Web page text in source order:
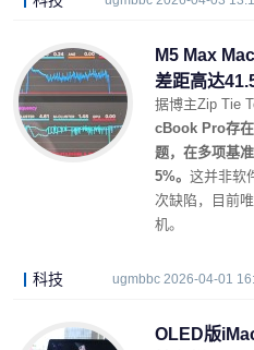
M5 Max
差距高达
据博主Zip Tie
cBook Pro存
题，在多项基
5%。 这并非软
次缺陷，目前
机。
科技 ugmbbc 2026-04-01
OLED版